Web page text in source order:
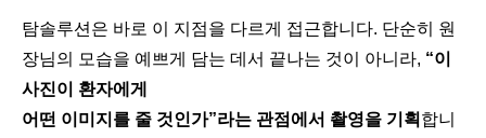
탐솔루션은 바로 이 지점을 다르게 접근합니다. 단순히 원
장님의 모습을 예쁘게 담는 데서 끝나는 것이 아니라, “이
사진이 환자에게
어떤 이미지를 줄 것인가”라는 관점에서 촬영을 기획 합니